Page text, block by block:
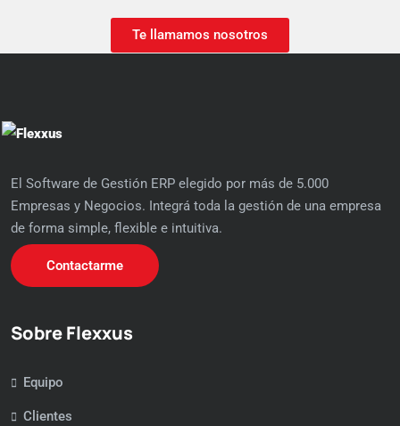
Te llamamos nosotros
El Software de Gestión ERP elegido por más de 5.000
Empresas y Negocios. Integrá toda la gestión de una empresa
de forma simple, flexible e intuitiva.
Contactarme
Sobre Flexxus
Equipo
Clientes